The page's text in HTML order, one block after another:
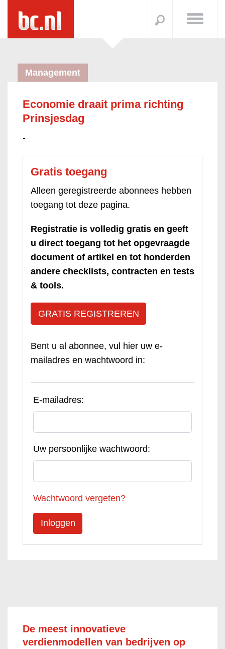
Management
Economie draait prima richting
Prinsjesdag
-
Gratis toegang
Alleen geregistreerde abonnees hebben
toegang tot deze pagina.
Registratie is volledig gratis en geeft
u direct toegang tot het opgevraagde
document of artikel en tot honderden
andere checklists, contracten en tests
& tools.
GRATIS REGISTREREN
Bent u al abonnee, vul hier uw e-
mailadres en wachtwoord in:
E-mailadres:
Uw persoonlijke wachtwoord:
Wachtwoord vergeten?
De meest innovatieve
verdienmodellen van bedrijven op